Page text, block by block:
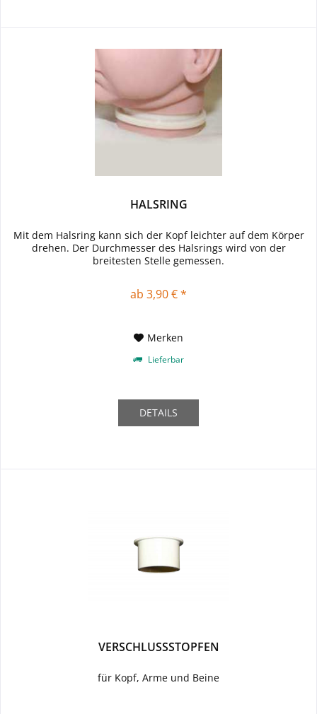
HALSRING
Mit dem Halsring kann sich der Kopf leichter auf dem Körper
drehen. Der Durchmesser des Halsrings wird von der
breitesten Stelle gemessen.
ab 3,90 € *
Merken
Lieferbar
DETAILS
VERSCHLUSSSTOPFEN
für Kopf, Arme und Beine